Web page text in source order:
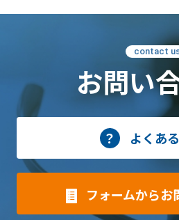
contact
お問い
よくあ
フォームからお